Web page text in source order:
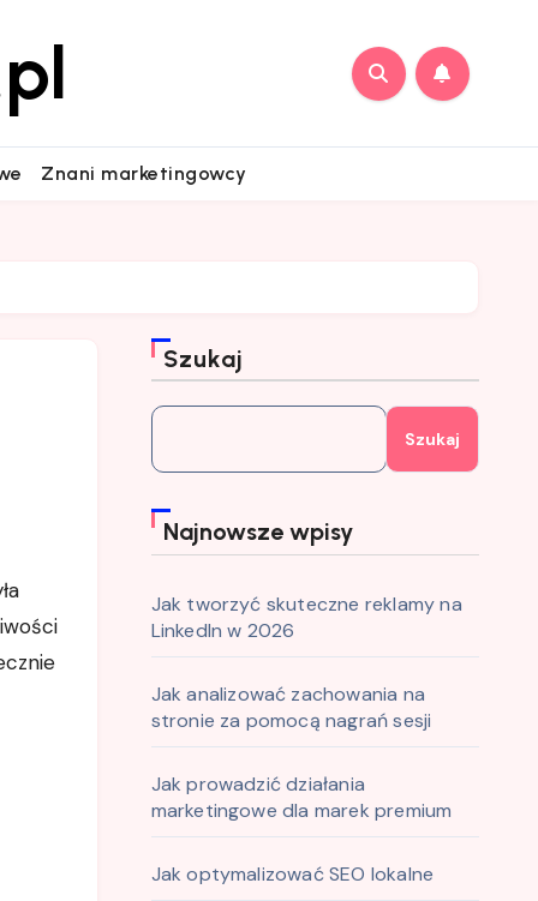
Znani marketingowcy
Szukaj
Szukaj
Najnowsze wpisy
Jak tworzyć skuteczne reklamy na
LinkedIn w 2026
Jak analizować zachowania na
stronie za pomocą nagrań sesji
Jak prowadzić działania
marketingowe dla marek premium
Jak optymalizować SEO lokalne